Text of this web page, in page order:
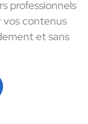
professionnels
vos contenus
et sans